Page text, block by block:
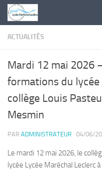
Skip to content
ACTUALITÉS
Mardi 12 mai 2026
formations du lycée
collège Louis
Mesmin
PAR ADMINISTRATEUR · 04/06/
Le mardi 12 mai 2026, le
lycée Lycée Maréchal Leclerc